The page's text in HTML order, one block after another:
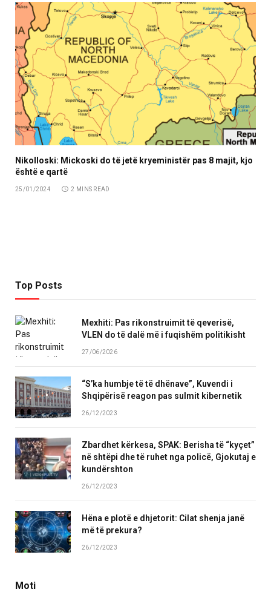
Nikolloski: Mickoski do të jetë kryeministër pas 8 majit, kjo
është e qartë
25/01/2024 2 MINS READ
Top Posts
Mexhiti: Pas rikonstruimit të qeverisë,
VLEN do të dalë më i fuqishëm politikisht
27/06/2026
“S’ka humbje të të dhënave”, Kuvendi i
Shqipërisë reagon pas sulmit kibernetik
26/12/2023
Zbardhet kërkesa, SPAK: Berisha të “kyçet”
në shtëpi dhe të ruhet nga policë, Gjokutaj e
kundërshton
26/12/2023
Hëna e plotë e dhjetorit: Cilat shenja janë
më të prekura?
26/12/2023
Moti